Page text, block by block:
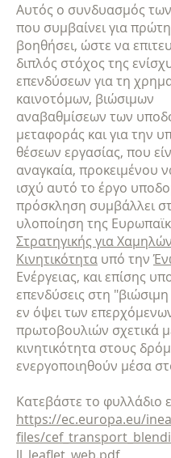
Αυτός ο συνδυασμός
που συμβαίνει για
βοηθήσει, ώστε να
διπλός στόχος της
επενδύσεων για τη
καινοτόμων, βιώσιμων
αναβαθμίσεων των
μεταφοράς και για την
θέσεων εργασίας, που
αναγκαία, προκειμένου
ισχύ αυτό το έργο
πρόσκληση συμβάλλει
υλοποίηση της
Στρατηγικής για
Κινητικότητα υπό την
Ενέργειας, και επίσης
επενδύσεις στη
εν όψει των
πρωτοβουλιών σχετικά
κινητικότητα στους
ενεργοποιηθούν μέσα
Κατεβάστε το φυλλάδιο
https://ec.europa.eu/
files/